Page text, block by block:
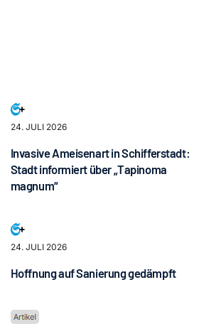
24. JULI 2026
Invasive Ameisenart in Schifferstadt:
Stadt informiert über „Tapinoma
magnum“
24. JULI 2026
Hoffnung auf Sanierung gedämpft